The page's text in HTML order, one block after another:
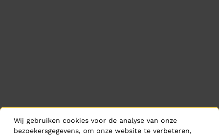
Wij gebruiken cookies voor de analyse van onze
bezoekersgegevens, om onze website te verbeteren,